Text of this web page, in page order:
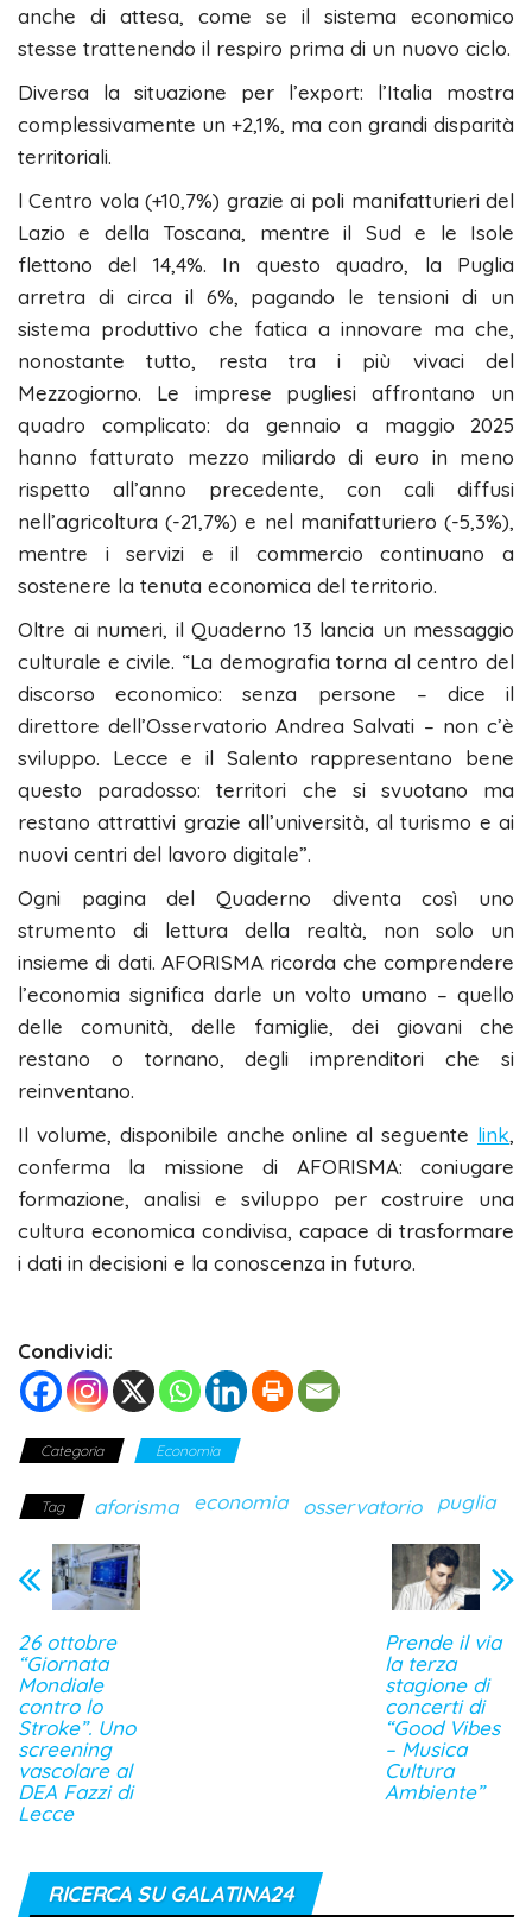
anche di attesa, come se il sistema economico
stesse trattenendo il respiro prima di un nuovo ciclo.
Diversa la situazione per l’export: l’Italia mostra
complessivamente un +2,1%, ma con grandi disparità
territoriali.
l Centro vola (+10,7%) grazie ai poli manifatturieri del
Lazio e della Toscana, mentre il Sud e le Isole
flettono del 14,4%. In questo quadro, la Puglia
arretra di circa il 6%, pagando le tensioni di un
sistema produttivo che fatica a innovare ma che,
nonostante tutto, resta tra i più vivaci del
Mezzogiorno. Le imprese pugliesi affrontano un
quadro complicato: da gennaio a maggio 2025
hanno fatturato mezzo miliardo di euro in meno
rispetto all’anno precedente, con cali diffusi
nell’agricoltura (-21,7%) e nel manifatturiero (-5,3%),
mentre i servizi e il commercio continuano a
sostenere la tenuta economica del territorio.
Oltre ai numeri, il Quaderno 13 lancia un messaggio
culturale e civile. “La demografia torna al centro del
discorso economico: senza persone – dice il
direttore dell’Osservatorio Andrea Salvati – non c’è
sviluppo. Lecce e il Salento rappresentano bene
questo paradosso: territori che si svuotano ma
restano attrattivi grazie all’università, al turismo e ai
nuovi centri del lavoro digitale”.
Ogni pagina del Quaderno diventa così uno
strumento di lettura della realtà, non solo un
insieme di dati. AFORISMA ricorda che comprendere
l’economia significa darle un volto umano – quello
delle comunità, delle famiglie, dei giovani che
restano o tornano, degli imprenditori che si
reinventano.
Il volume, disponibile anche online al seguente link,
conferma la missione di AFORISMA: coniugare
formazione, analisi e sviluppo per costruire una
cultura economica condivisa, capace di trasformare
i dati in decisioni e la conoscenza in futuro.
Condividi:
Categoria Economia
Tag aforisma economia osservatorio puglia
26 ottobre
“Giornata
Mondiale
contro lo
Stroke”. Uno
screening
vascolare al
DEA Fazzi di
Lecce
Prende il via
la terza
stagione di
concerti di
“Good Vibes
– Musica
Cultura
Ambiente”
RICERCA SU GALATINA24